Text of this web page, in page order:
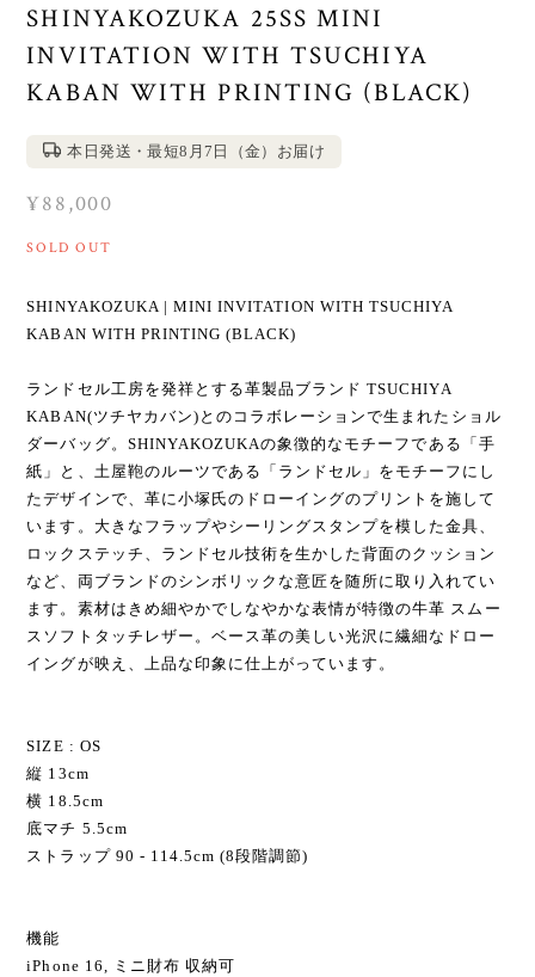
SHINYAKOZUKA 25SS MINI
INVITATION WITH TSUCHIYA
KABAN WITH PRINTING (BLACK)
本日発送・最短8月7日（金）お届け
¥88,000
SOLD OUT
SHINYAKOZUKA | MINI INVITATION WITH TSUCHIYA
KABAN WITH PRINTING (BLACK)
ランドセル工房を発祥とする革製品ブランド TSUCHIYA
KABAN(ツチヤカバン)とのコラボレーションで生まれたショル
ダーバッグ。SHINYAKOZUKAの象徴的なモチーフである「手
紙」と、土屋鞄のルーツである「ランドセル」をモチーフにし
たデザインで、革に小塚氏のドローイングのプリントを施して
います。大きなフラップやシーリングスタンプを模した金具、
ロックステッチ、ランドセル技術を生かした背面のクッション
など、両ブランドのシンボリックな意匠を随所に取り入れてい
ます。素材はきめ細やかでしなやかな表情が特徴の牛革 スムー
スソフトタッチレザー。ベース革の美しい光沢に繊細なドロー
イングが映え、上品な印象に仕上がっています。
SIZE : OS
縦 13cm
横 18.5cm
底マチ 5.5cm
ストラップ 90 - 114.5cm (8段階調節)
機能
iPhone 16, ミニ財布 収納可